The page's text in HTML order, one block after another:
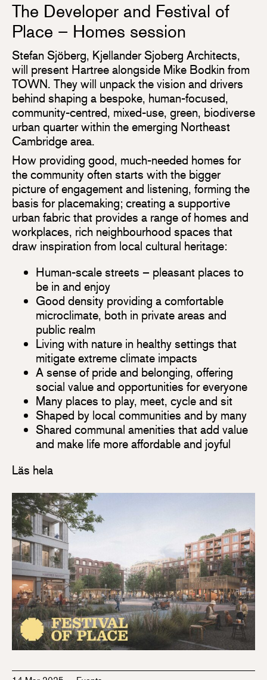
The Developer and Festival of
Place – Homes session
Stefan Sjöberg, Kjellander Sjoberg Architects,
will present Hartree alongside Mike Bodkin from
TOWN. They will unpack the vision and drivers
behind shaping a bespoke, human-focused,
community-centred, mixed-use, green, biodiverse
urban quarter within the emerging Northeast
Cambridge area.
How providing good, much-needed homes for
the community often starts with the bigger
picture of engagement and listening, forming the
basis for placemaking; creating a supportive
urban fabric that provides a range of homes and
workplaces, rich neighbourhood spaces that
draw inspiration from local cultural heritage:
Human-scale streets – pleasant places to
be in and enjoy
Good density providing a comfortable
microclimate, both in private areas and
public realm
Living with nature in healthy settings that
mitigate extreme climate impacts
A sense of pride and belonging, offering
social value and opportunities for everyone
Many places to play, meet, cycle and sit
Shaped by local communities and by many
Shared communal amenities that add value
and make life more affordable and joyful
Läs hela